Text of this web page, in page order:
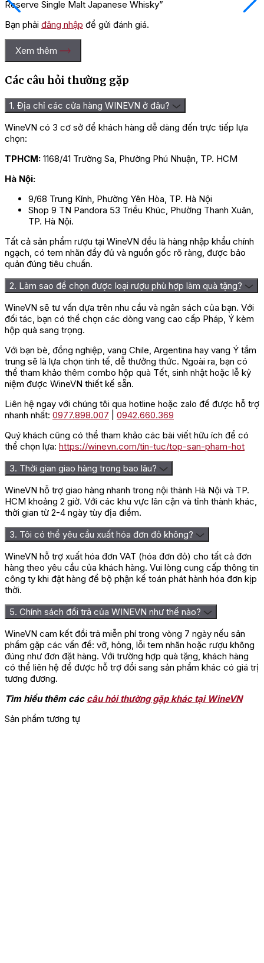
Reserve Single Malt Japanese Whisky”
Bạn phải đăng nhập để gửi đánh giá.
Xem thêm
Các câu hỏi thường gặp
1. Địa chỉ các cửa hàng WINEVN ở đâu?
WineVN có 3 cơ sở để khách hàng dễ dàng đến trực tiếp lựa
chọn:
TPHCM: 1168/41 Trường Sa, Phường Phú Nhuận, TP. HCM
Hà Nội:
9/68 Trung Kính, Phường Yên Hòa, TP. Hà Nội
Shop 9 TN Pandora 53 Triều Khúc, Phường Thanh Xuân,
TP. Hà Nội.
Tất cả sản phẩm rượu tại WineVN đều là hàng nhập khẩu chính
ngạch, có tem nhãn đầy đủ và nguồn gốc rõ ràng, được bảo
quản đúng tiêu chuẩn.
2. Làm sao để chọn được loại rượu phù hợp làm quà tặng?
WineVN sẽ tư vấn dựa trên nhu cầu và ngân sách của bạn. Với
đối tác, bạn có thể chọn các dòng vang cao cấp Pháp, Ý kèm
hộp quà sang trọng.
Với bạn bè, đồng nghiệp, vang Chile, Argentina hay vang Ý tầm
trung sẽ là lựa chọn tinh tế, dễ thưởng thức. Ngoài ra, bạn có
thể tham khảo thêm combo hộp quà Tết, sinh nhật hoặc lễ kỷ
niệm được WineVN thiết kế sẵn.
Liên hệ ngay với chúng tôi qua hotline hoặc zalo để được hỗ trợ
nhanh nhất: 0977.898.007
0942.660.369
Quý khách cũng có thể tham khảo các bài viết hữu ích để có
thể chọn lựa: https://winevn.com/tin-tuc/top-san-pham-hot
3. Thời gian giao hàng trong bao lâu?
WineVN hỗ trợ giao hàng nhanh trong nội thành Hà Nội và TP.
HCM khoảng 2 giờ. Với các khu vực lân cận và tỉnh thành khác,
thời gian từ 2-4 ngày tùy địa điểm.
3. Tôi có thể yêu cầu xuất hóa đơn đỏ không?
WineVN hỗ trợ xuất hóa đơn VAT (hóa đơn đỏ) cho tất cả đơn
hàng theo yêu cầu của khách hàng. Vui lòng cung cấp thông tin
công ty khi đặt hàng để bộ phận kế toán phát hành hóa đơn kịp
thời.
5. Chính sách đổi trả của WINEVN như thế nào?
WineVN cam kết đổi trả miễn phí trong vòng 7 ngày nếu sản
phẩm gặp các vấn đề: vỡ, hỏng, lỗi tem nhãn hoặc rượu không
đúng như đơn đặt hàng. Với trường hợp quà tặng, khách hàng
có thể liên hệ để được hỗ trợ đổi sang sản phẩm khác có giá trị
tương đương.
Tìm hiểu thêm các câu hỏi thường gặp khác tại WineVN
Sản phẩm tương tự